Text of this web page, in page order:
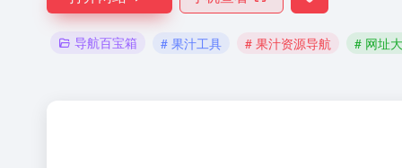
导航百宝箱 # 果汁工具 # 果汁资源导航 # 网址